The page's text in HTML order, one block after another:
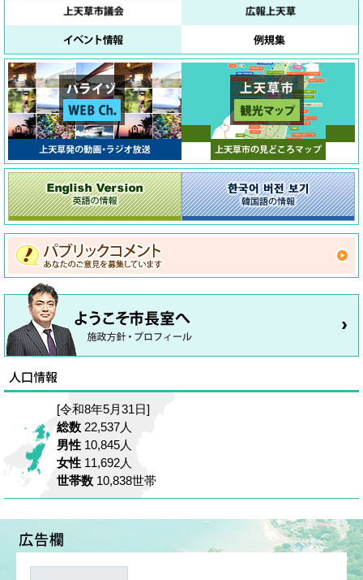
[令和8年5月31日]
総数 22,537人
男性 10,845人
女性 11,692人
世帯数 10,838世帯